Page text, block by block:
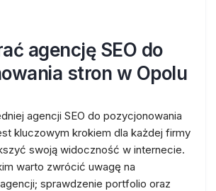
agencję SEO do
stron w Opolu
agencji SEO do pozycjonowania
kluczowym krokiem dla każdej firmy
swoją widoczność w internecie.
warto zwrócić uwagę na
sprawdzenie portfolio oraz